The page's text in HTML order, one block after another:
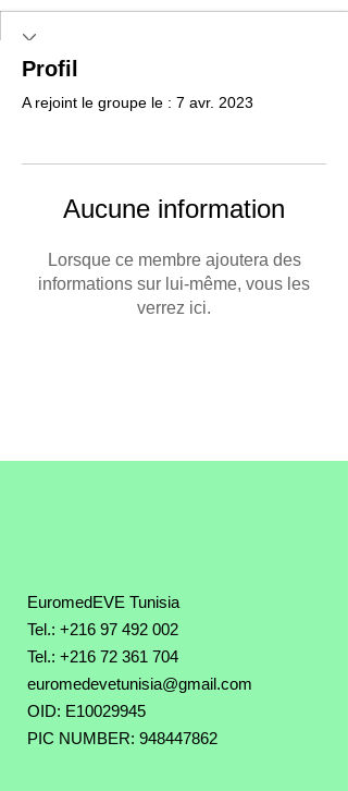
Profil
A rejoint le groupe le : 7 avr. 2023
Aucune information
Lorsque ce membre ajoutera des
informations sur lui-même, vous les
verrez ici.
EuromedEVE Tunisia
Tel.: +216 97 492 002
Tel.: +216 72 361 704
euromedevetunisia@gmail.com
OID: E10029945
PIC NUMBER: 948447862